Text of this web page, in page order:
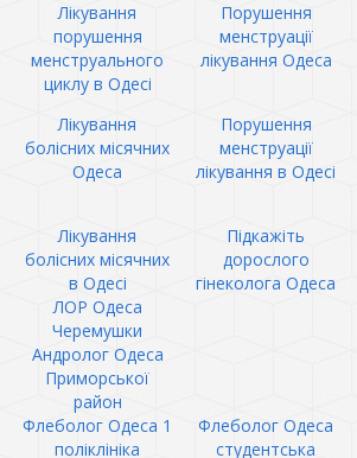
Лікування
порушення
менструального
циклу в Одесі
Порушення
менструації
лікування Одеса
Лікування
болісних місячних
Одеса
Порушення
менструації
лікування в Одесі
Лікування
болісних місячних
в Одесі
Підкажіть
дорослого
гінеколога Одеса
ЛОР Одеса
Черемушки
Андролог Одеса
Приморської
район
Флеболог Одеса 1
поліклініка
Флеболог Одеса
студентська